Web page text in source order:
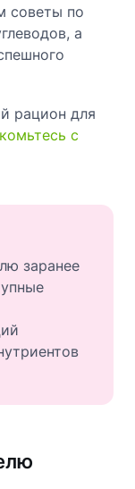
советы по
а
рацион для
с
заранее